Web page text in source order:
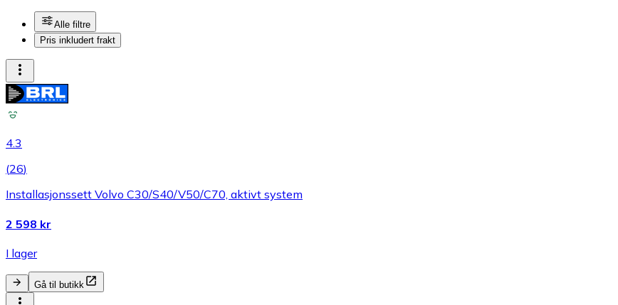
Alle filtre
Pris inkludert frakt
4.3
(26)
Installasjonssett Volvo C30/S40/V50/C70, aktivt system
2 598 kr
I lager
Gå til butikk